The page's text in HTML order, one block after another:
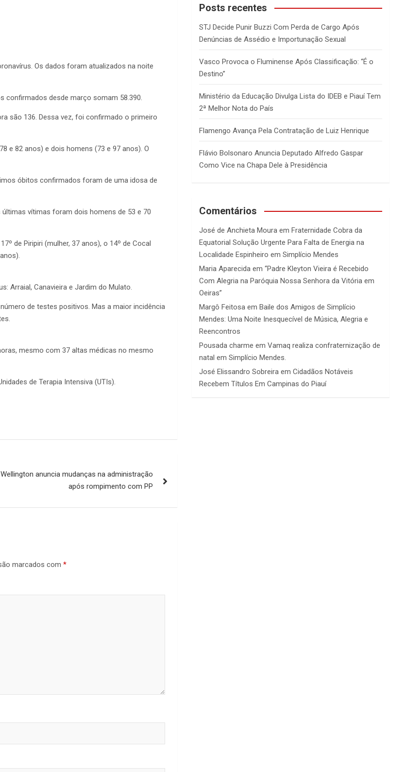
Os dados foram atualizados na noite
confirmados desde março somam 58.390.
são 136. Dessa vez, foi confirmado o primeiro
e 82 anos) e dois homens (73 e 97 anos). O
óbitos confirmados foram de uma idosa de
vítimas foram dois homens de 53 e 70
de Piripiri (mulher, 37 anos), o 14º de Cocal
Arraial, Canavieira e Jardim do Mulato.
de testes positivos. Mas a maior incidência
mesmo com 37 altas médicas no mesmo
de Terapia Intensiva (UTIs).
Wellington anuncia mudanças na administração
após rompimento com PP
marcados com *
c
Posts recentes
STJ Decide Punir Buzzi Com Perda de Cargo Após
Denúncias de Assédio e Importunação Sexual
Vasco Provoca o Fluminense Após Classificação: “É o
Destino”
Ministério da Educação Divulga Lista do IDEB e Piauí Tem
2ª Melhor Nota do País
Flamengo Avança Pela Contratação de Luiz Henrique
Flávio Bolsonaro Anuncia Deputado Alfredo Gaspar
Como Vice na Chapa Dele à Presidência
Comentários
José de Anchieta Moura emFraternidade Cobra da
Equatorial Solução Urgente Para Falta de Energia na
Localidade Espinheiro em Simplício Mendes
Maria Aparecida em“Padre Kleyton Vieira é Recebido
Com Alegria na Paróquia Nossa Senhora da Vitória em
Oeiras”
Margô Feitosa emBaile dos Amigos de Simplício
Mendes: Uma Noite Inesquecível de Música, Alegria e
Reencontros
Pousada charme emVamaq realiza confraternização de
natal em Simplício Mendes.
José Elissandro Sobreira emCidadãos Notáveis
Recebem Títulos Em Campinas do Piauí